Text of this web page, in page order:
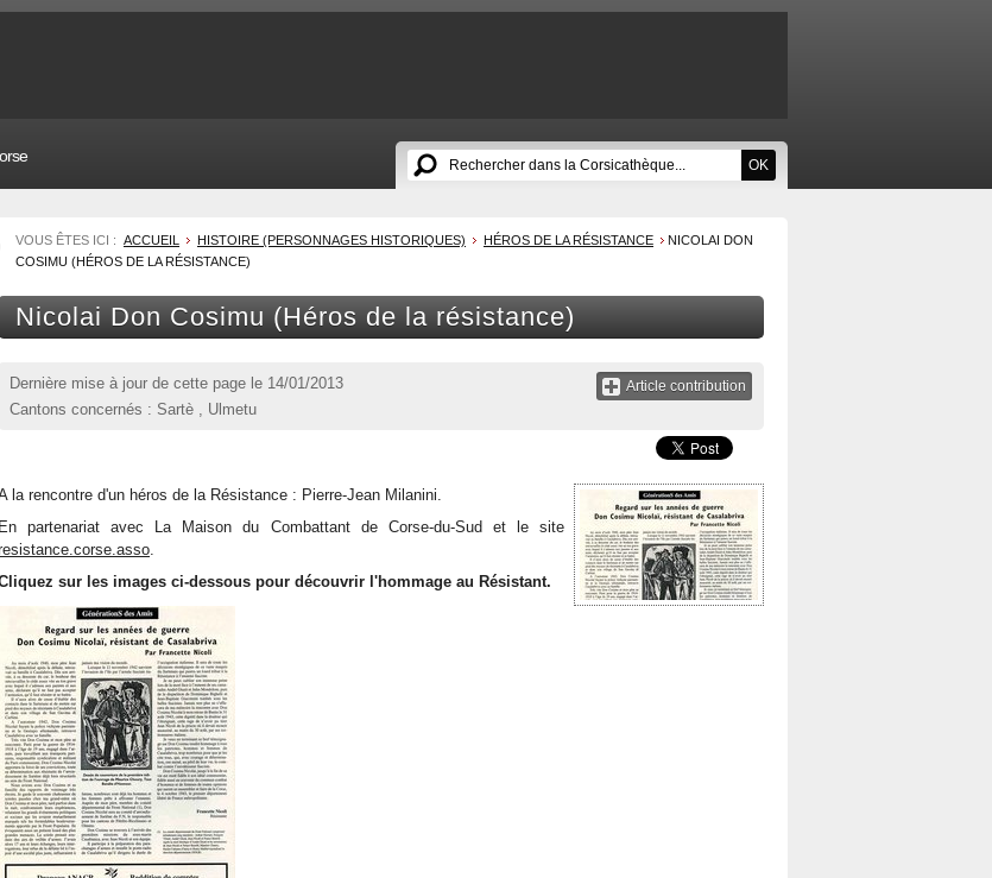
VOUS ÊTES ICI : ACCUEIL HISTOIRE (PERSONNAGES HISTORIQUES) HÉROS DE LA RÉSISTANCE
NICOLAI DON
COSIMU (HÉROS DE LA RÉSISTANCE)
Nicolai Don Cosimu (Héros de la résistance)
Article contribution
Dernière mise à jour de cette page le 14/01/2013
Cantons concernés : Sartè , Ulmetu
la rencontre d'un héros de la Résistance : Pierre-Jean Milanini.
En partenariat avec La Maison du Combattant de Corse-du-Sud et le site
.
sur les images ci-dessous pour découvrir l'hommage au Résistant.